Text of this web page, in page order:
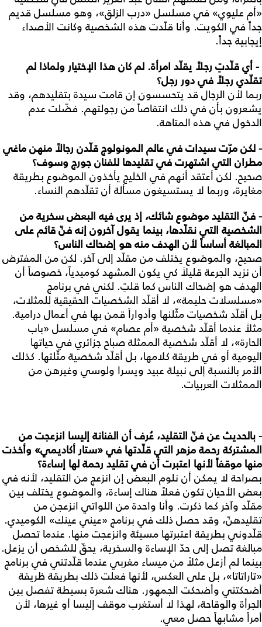
«أم عليوي» في مسلسل «درب الزلق»، وهو مسلسل قديم
جداً في الكويت. وأنا قلّدت هذه الشخصية وكانت الأصداء
إيجابية جداً.
- أي قلّدتِ رجلاً يقلّد امرأة. لم كان هذا الإختيار ولماذا لم
تقلّدي رجلاً في دور رجل؟
ربما لأن الرجال قد يتحسسون إن قامت سيدة بتقليدهم، وقد
يشعرون بأن في ذلك انتقاصاً من رجولتهم. فضّلت عدم
الدخول في هذه المتاهة.
- لكن مرّت سيدات في عالم المونولوج قلّدن رجالاً منهن ماغي
مطران التي اشتهرت في تقليدها للفنان جورج وسوف؟
صحيح. لكن أعتقد أنهم في الخليج يأخذون الموضوع بطريقة
مغايرة، وربما لا يستسيغون مسألة أن تقلّدهم النساء.
- فنّ التقليد موضوع شائك، إذ يرى فيه البعض سخرية من
الشخصية التي نقلّدها، بينما يقول آخرون إنه فنّ قائم على
المبالغة أساساً لأن الهدف منه هو إضحاك الناس؟
صحيح، والموضوع يختلف من مقلّد إلى آخر. لكن من المفترض
أن نزيد الجرعة قليلاً كي يكون المشهد كوميدياً، خصوصاً أن
الهدف هو إضحاك الناس كما قلتِ. لكني في برنامج
«مسلسلات حليمة»، لا أقلّد الشخصيات الحقيقية للمثلات،
بل أقلّد شخصيات مثّلنها وأدواراً قمن بها في أعمال درامية.
مثلاً عندما أقلّد شخصية «أم عصام» في مسلسل «باب
الحارة»، لا أقلّد شخصية الممثلة صباح جزائري في حياتها
اليومية أو في طريقة كلامها، بل أقلّد شخصية مثّلتها. كذلك
الأمر بالنسبة إلى نبيلة عبيد ويسرا ولوسي وغيرهن من
الممثلات العربيات.
- بالحديث عن فنّ التقليد، عُرف أن الفنانة إليسا انزعجت من
المشتركة رحمة مزهر التي قلّدتها في «ستار أكاديمي» وأخذت
منها موقفاً لأنها اعتبرت أن في تقليد رحمة لها إساءة؟
بصراحة لا يمكن أن نلوم البعض إن انزعج من التقليد، لأنه في
بعض الأحيان تكون فعلاً هناك إساءة، والموضوع يختلف بين
مقلّد وآخر كما ذكرت. وأنا واحدة من اللواتي انزعجن من
تقليدهنّ، وقد حصل ذلك في برنامج «عيني عينك» الكوميدي.
قلّدوني بطريقة اعتبرتها مسيئة وانزعجت منها. عندما تحصل
مبالغة تصل إلى حدّ الإساءة والسخرية، يحقّ للشخص أن يزعل.
بينما لم أزعل مثلاً من ميساء مغربي عندما قلّدتني في برنامج
«تاراتاتا»، بل على العكس، لأنها فعلت ذلك بطريقة ظريفة
أضحكتني وأضحكت الجمهور. هناك شعرة بسيطة تفصل بين
الجرأة والوقاحة، لهذا لا أستغرب موقف إليسا أو غيرها، لأن
أمراً مشابهاً حصل معي.